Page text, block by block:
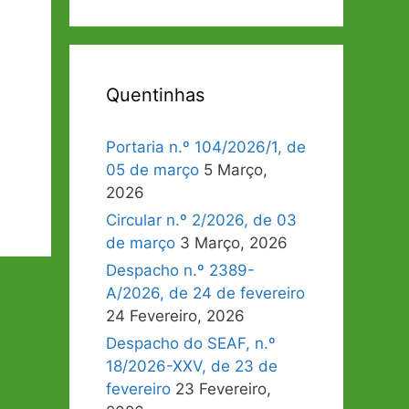
Quentinhas
Portaria n.º 104/2026/1, de
05 de março 5 Março,
2026
Circular n.º 2/2026, de 03
de março 3 Março, 2026
Despacho n.º 2389-
A/2026, de 24 de fevereiro
24 Fevereiro, 2026
Despacho do SEAF, n.º
18/2026-XXV, de 23 de
fevereiro 23 Fevereiro,